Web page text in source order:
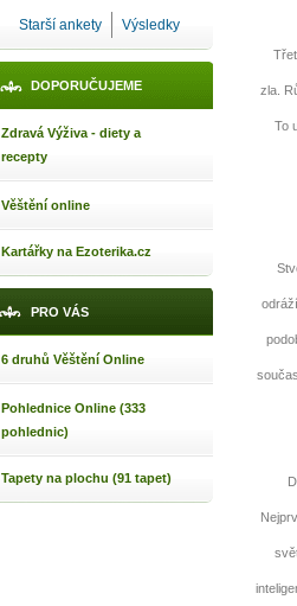
Máte
Starší ankety Výsledky
DOPORUČUJEME
Zdravá Výživa - diety a
recepty
Věštění online
Kartářky na Ezoterika.cz
PRO VÁS
6 druhů Věštění Online
Pohlednice Online (333
pohlednic)
Tapety na plochu (91 tapet)
Třetí
zla.
To